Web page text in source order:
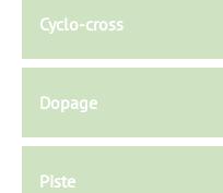
Cyclo-cross
Dopage
Piste